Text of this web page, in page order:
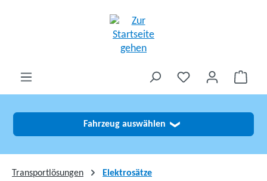
Fahrzeug auswählen ❯
Transportlösungen Elektrosätze